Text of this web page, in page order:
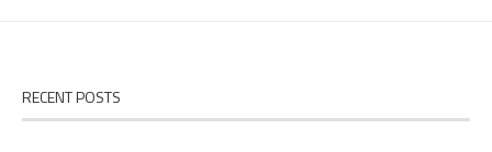
RECENT POSTS